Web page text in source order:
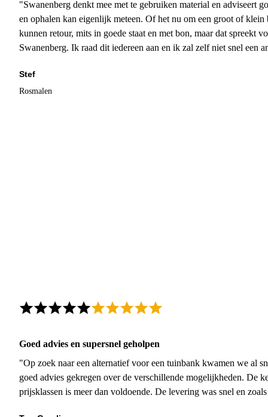
"Swanenberg denkt mee met te gebruiken material en adviseert
en ophalen kan eigenlijk meteen. Of het nu om een groot of
kunnen retour, mits in goede staat en met bon, maar dat spreekt
Swanenberg. Ik raad dit iedereen aan en ik zal zelf niet snel een
Stef
Rosmalen
Goed advies en supersnel geholpen
"Op zoek naar een alternatief voor een tuinbank kwamen we al
goed advies gekregen over de verschillende mogelijkheden. De
prijsklassen is meer dan voldoende. De levering was snel en